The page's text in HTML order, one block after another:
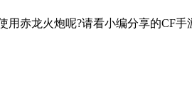
用赤龙火炮呢?请看小编分享的CF手